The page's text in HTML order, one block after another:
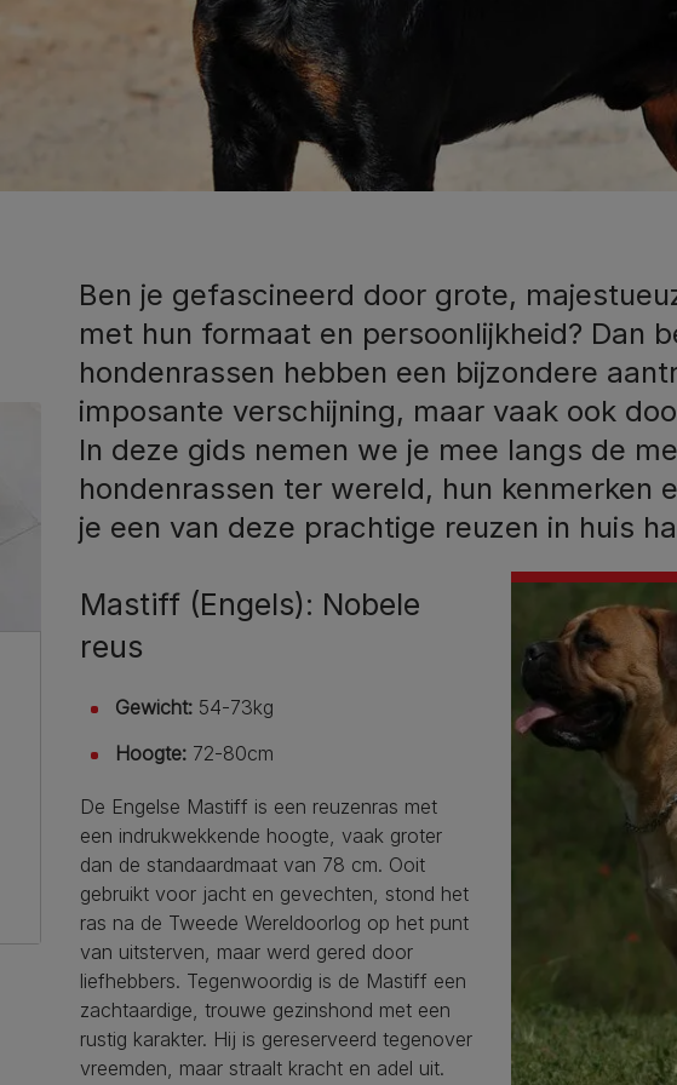
Ben je gefascineerd door grote,
met hun formaat en persoonlijkheid? Dan
hondenrassen hebben een bijzondere
imposante verschijning, maar vaak ook
In deze gids nemen we je mee langs de
hondenrassen ter wereld, hun kenmerken
je een van deze prachtige reuzen in huis
Mastiff (Engels): Nobele
reus
Gewicht: 54-73kg
Hoogte: 72-80cm
De Engelse Mastiff is een reuzenras met
een indrukwekkende hoogte, vaak groter
dan de standaardmaat van 78 cm. Ooit
gebruikt voor jacht en gevechten, stond het
ras na de Tweede Wereldoorlog op het punt
van uitsterven, maar werd gered door
liefhebbers. Tegenwoordig is de Mastiff een
zachtaardige, trouwe gezinshond met een
rustig karakter. Hij is gereserveerd tegenover
vreemden, maar straalt kracht en adel uit.